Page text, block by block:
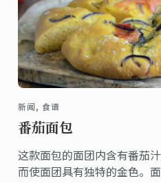
新闻, 食谱
番茄面包
这款面包的面团内含有番茄
而使面团具有独特的金色。